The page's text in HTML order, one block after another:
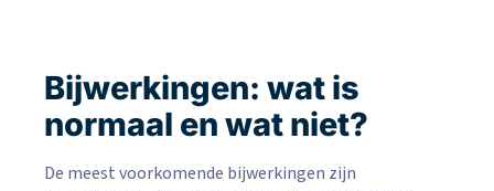
Bijwerkingen: wat is
normaal en wat niet?
De meest voorkomende bijwerkingen zijn